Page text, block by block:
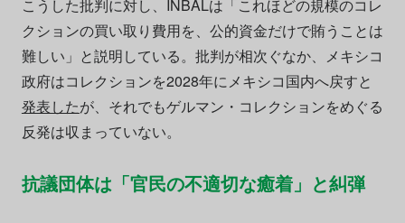
こうした批判に対し、INBALは「これほどの規模のコレ
クションの買い取り費用を、公的資金だけで賄うことは
難しい」と説明している。批判が相次ぐなか、メキシコ
政府はコレクションを2028年にメキシコ国内へ戻すと
発表したが、それでもゲルマン・コレクションをめぐる
反発は収まっていない。
抗議団体は「官民の不適切な癒着」と糾弾